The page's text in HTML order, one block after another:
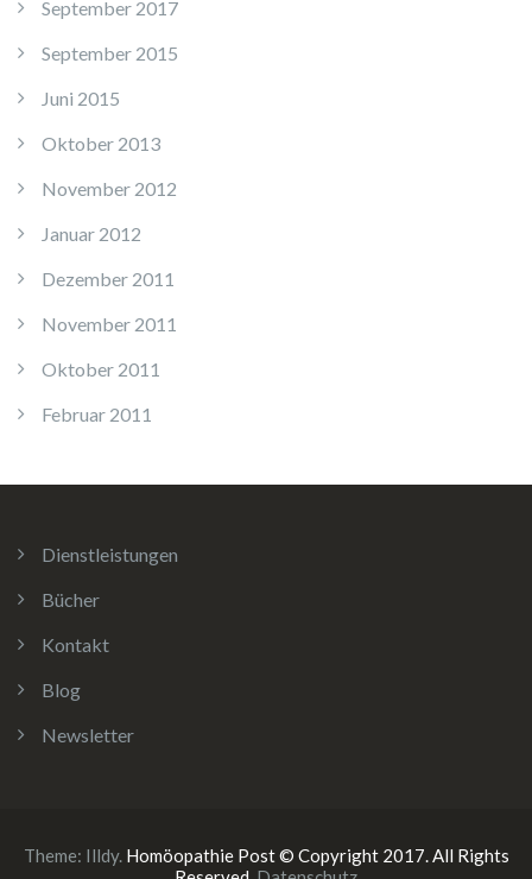
September 2017
September 2015
Juni 2015
Oktober 2013
November 2012
Januar 2012
Dezember 2011
November 2011
Oktober 2011
Februar 2011
Dienstleistungen
Bücher
Kontakt
Blog
Newsletter
Theme: Illdy. Homöopathie Post © Copyright 2017. All Rights